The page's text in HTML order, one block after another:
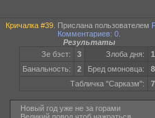
Кричалка #39. Прислана пользователем
Комментариев: 0.
Результаты
Зе бэст:
3 Злоба дня:
1
Банальность:
2 Бред омоновца:
8
Табличка "Сарказм":
7
Новый год уже не за горами